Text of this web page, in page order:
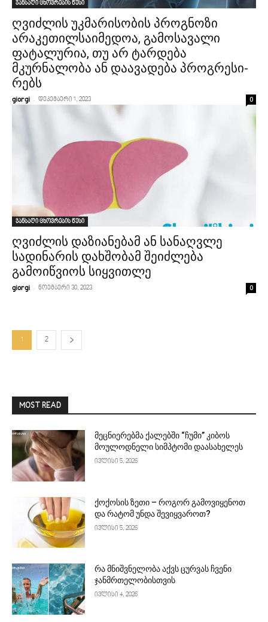
ჯანსაღი ცხოვრების წესი
ღვიძლის უკმარისობის პროგნოზი
არაკეთი­ლ­სა­იმე­დოა, გამოსავალი
ფატალურია, თუ არ ტარდება
მკურნალობა ან დაავადება პროგრესი­
რებს
giorgi - დეკემბერი 1, 2023 0
ჯანსაღი ცხოვრების წესი
ღვიძლის დაზიანებამ ან სანაღვლე
სადინა­რის დახშობამ შეიძლება
გამოიწვიოს სიყვითლე
giorgi - ნოემბერი 30, 2023 0
1 2
MOST READ
მეცნიერებმა ქალებში “ჩუმი” კიბოს
მოულოდნელი სიმპტომი დაასახელეს
ივლისი 5, 2026
ქოქოსის ზეთი – როგორ გამოვიყენოთ
და რატომ უნდა შევიყვაროთ?
ივლისი 5, 2026
რა მნიშვნელობა აქვს ცურვას ჩვენი
ჯანმრთელობისთვის
ივლისი 4, 2026